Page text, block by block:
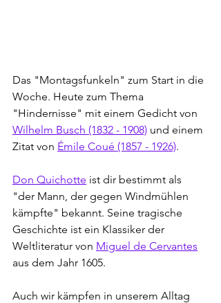
Das "Montagsfunkeln" zum Start in die
Woche. Heute zum Thema
"Hindernisse" mit einem Gedicht von
Wilhelm Busch (1832 - 1908) und einem
Zitat von Émile Coué (1857 - 1926).
Don Qui­chotte ist dir bestimmt als
"der Mann, der gegen Windmühlen
kämpfte" bekannt. Seine tragische
Geschichte ist ein Klassiker der
Weltliteratur von Miguel de Cervantes
aus dem Jahr 1605.
Auch wir kämpfen in unserem Alltag